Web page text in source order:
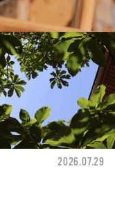
2026.07.29